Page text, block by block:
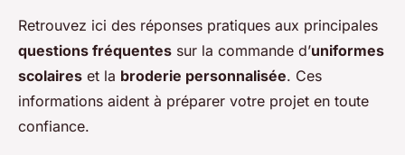
Retrouvez ici des réponses pratiques aux principales
questions fréquentes sur la commande d’uniformes
scolaires et la broderie personnalisée. Ces
informations aident à préparer votre projet en toute
confiance.